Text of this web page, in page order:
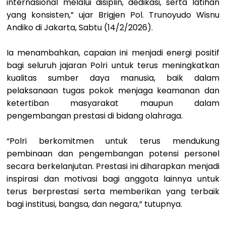
yang konsisten,” ujar Brigjen Pol. Trunoyudo Wisnu
Andiko di Jakarta, Sabtu (14/2/2026).
Ia menambahkan, capaian ini menjadi energi positif
bagi seluruh jajaran Polri untuk terus meningkatkan
kualitas sumber daya manusia, baik dalam
pelaksanaan tugas pokok menjaga keamanan dan
ketertiban masyarakat maupun dalam
pengembangan prestasi di bidang olahraga.
“Polri berkomitmen untuk terus mendukung
pembinaan dan pengembangan potensi personel
secara berkelanjutan. Prestasi ini diharapkan menjadi
inspirasi dan motivasi bagi anggota lainnya untuk
terus berprestasi serta memberikan yang terbaik
bagi institusi, bangsa, dan negara,” tutupnya.